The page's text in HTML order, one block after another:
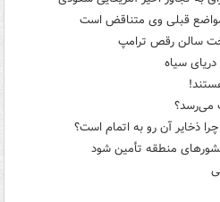
مواضع قبلی وی متناقض است
سالن رقص ترامپ
سیاه
می‌رسد؟
ذخایر آن رو به اتمام است؟
منطقه تأمین شود